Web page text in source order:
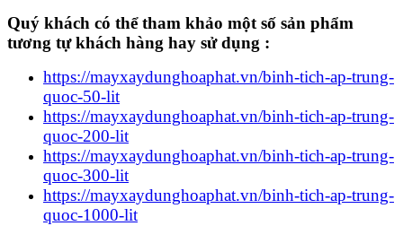
Quý khách có thể tham khảo một số sản phẩm
tương tự khách hàng hay sử dụng :
https://mayxaydunghoaphat.vn/binh-tich-ap-trung-
quoc-50-lit
https://mayxaydunghoaphat.vn/binh-tich-ap-trung-
quoc-200-lit
https://mayxaydunghoaphat.vn/binh-tich-ap-trung-
quoc-300-lit
https://mayxaydunghoaphat.vn/binh-tich-ap-trung-
quoc-1000-lit